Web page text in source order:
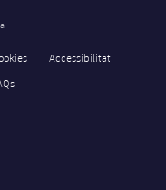
Accessibilitat